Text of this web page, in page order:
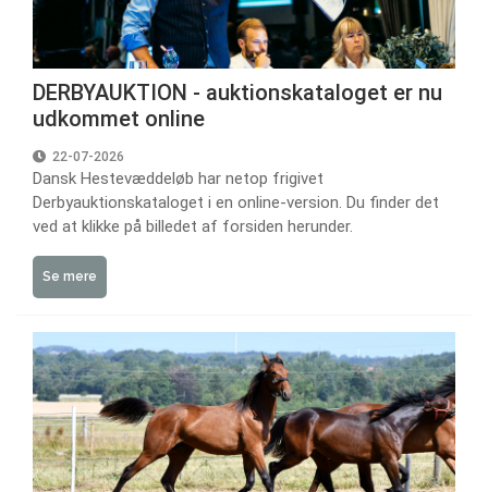
DERBYAUKTION - auktionskataloget er nu
udkommet online
22-07-2026
Dansk Hestevæddeløb har netop frigivet
Derbyauktionskataloget i en online-version. Du finder det
ved at klikke på billedet af forsiden herunder.
Se mere